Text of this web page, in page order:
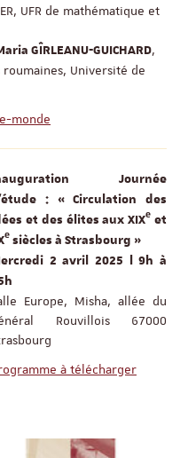
UFR de mathématique et
GÎRLEANU-GUICHARD,
Université de
monde
Journée
: « Circulation des
et des élites aux XIXe et
esiècles à Strasbourg »
2 avril 2025 l 9h à
Europe, Misha, allée du
Rouvillois 67000
à télécharger